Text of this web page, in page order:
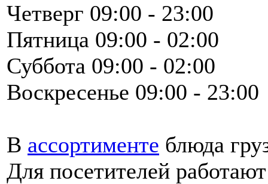
Четверг 09:00 - 23:00
Пятница 09:00 - 02:00
Суббота 09:00 - 02:00
Воскресенье 09:00 - 23:00
В ассортименте блюда
Для посетителей